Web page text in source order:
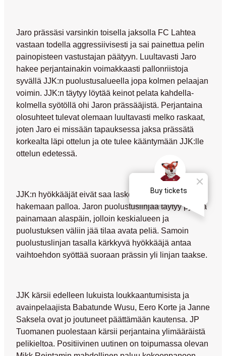
Jaro prässäsi varsinkin toisella jaksolla FC Lahtea
vastaan todella aggressiivisesti ja sai painettua pelin
painopisteen vastustajan päätyyn. Luultavasti Jaro
hakee perjantainakin voimakkaasti pallonriistoja
syvällä JJK:n puolustusalueella jopa kolmen pelaajan
voimin. JJK:n täytyy löytää keinot pelata kahdella-
kolmella syötöllä ohi Jaron prässääjistä. Perjantaina
olosuhteet tulevat olemaan luultavasti melko raskaat,
joten Jaro ei missään tapauksessa jaksa prässätä
korkealta läpi ottelun ja ote tulee kääntymään JJK:lle
ottelun edetessä.
JJK:n hyökkääjät eivät saa laskeutua liian alas
hakemaan palloa. Jaron puolustuslinjaa täytyy pystyä
painamaan alaspäin, jolloin keskialueen ja
puolustuksen väliin jää tilaa avata peliä. Samoin
puolustuslinjan tasalla kärkkyvä hyökkääjä antaa
vaihtoehdon syöttää suoraan prässin yli linjan taakse.
JJK kärsii edelleen lukuista loukkaantumisista ja
avainpelaajista Babatunde Wusu, Eero Korte ja Janne
Saksela ovat jo joutuneet päättämään kautensa. JP
Tuomanen puolestaan kärsii perjantaina ylimääräistä
pelikieltoa. Positiivinen uutinen on toipumassa olevan